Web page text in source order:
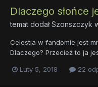
Dlaczego słońce
temat dodałSzonszczyk
Celestia w fandomie jest
Dlaczego? Przecież to ja
Słońca jest odsuwana na
Luty 5, 2018 22